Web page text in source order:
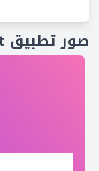
صور تطبيق Smartsheet